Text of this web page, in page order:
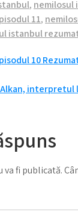
adevar!
, nemilosul
11,
istanbul
10
interpretul
va fi publicată.